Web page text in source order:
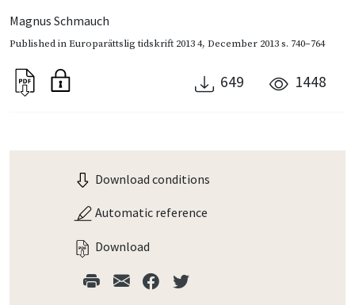
Magnus Schmauch
Published inEuroparättslig tidskrift 2013 4, December 2013s. 740–764
649 1448
Download conditions
Automatic reference
Download